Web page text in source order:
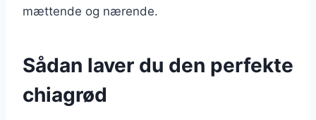
mættende og nærende.
Sådan laver du den perfekte
chiagrød